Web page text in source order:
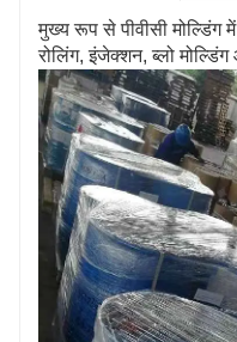
मुख्य रूप से पीवीसी मोल्डिंग
रोलिंग, इंजेक्शन, ब्लो